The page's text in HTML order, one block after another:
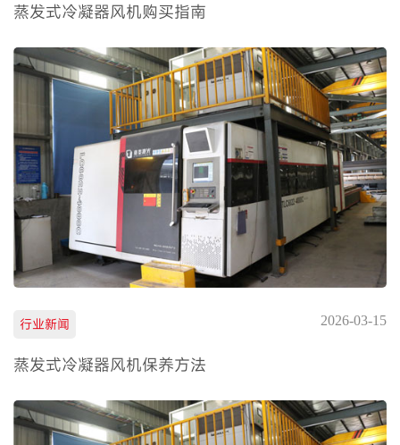
蒸发式冷凝器风机购买指南
行业新闻 2026-03-15
蒸发式冷凝器风机保养方法